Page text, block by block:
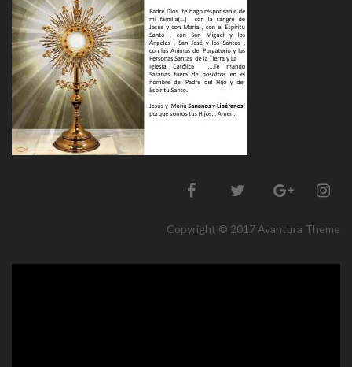
Copyright © 2017 Avantura Theme